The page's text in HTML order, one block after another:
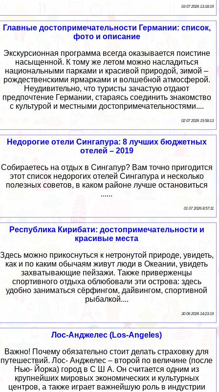
03 07 2026 13:18:19
Главные достопримечательности Германии: список,
фото и описание
Экскурсионная программа всегда оказывается поистине
насыщенной. К тому же летом можно насладиться
национальными парками и красивой природой, зимой –
рождественскими ярмарками и волшебной атмосферой.
Неудивительно, что туристы зачастую отдают
предпочтение Германии, стараясь соединить знакомство
с культурой и местными достопримечательностями....
02 07 2026 15:58:13
Недорогие отели Сингапура: 8 лучших бюджетных
отелей – 2019
Собираетесь на отдых в Сингапур? Вам точно пригодится
этот список недорогих отелей Сингапура и несколько
полезных советов, в каком районе лучше остановиться
......
01 07 2026 8:57:11
Республика Кирибати: достопримечательности и
красивые места
Здесь можно прикоснуться к нетронутой природе, увидеть,
как и по каким обычаям живут люди в Океании, увидеть
захватывающие пейзажи. Также приверженцы
спортивного отдыха облюбовали эти острова: здесь
удобно заниматься сёрфингом, дайвингом, спортивной
рыбалкой....
30 06 2026 14:23:19
Лос-Анджелес (Los-Angeles)
Важно! Почему обязательно стоит делать страховку для
путешествий. Лос- Анджелес – второй по величине (после
Нью- Йорка) город в С Ш А. Он считается одним из
крупнейших мировых экономических и культурных
центров, а также играет важнейшую роль в индустрии